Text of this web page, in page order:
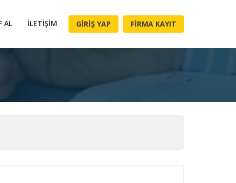
AL İLETIŞIM GIRIŞ YAP FIRMA KAYIT